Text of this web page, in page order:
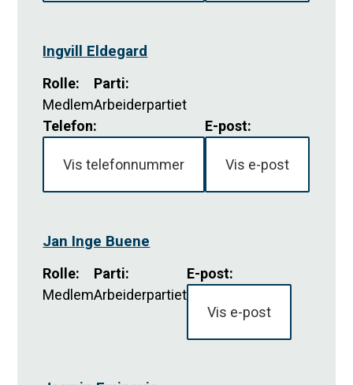
Ingvill Eldegard
Rolle:
Medlem
Parti:
Arbeiderpartiet
Telefon:
Vis telefonnummer
E-post:
Vis e-post
Jan Inge Buene
Rolle:
Medlem
Parti:
Arbeiderpartiet
E-post:
Vis e-post